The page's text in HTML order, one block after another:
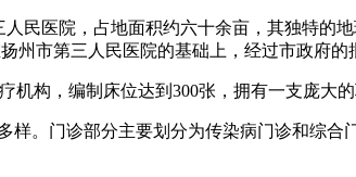
民医院，占地面积约六十余亩，其独特
州市第三人民医院的基础上，经过市政府的
机构，编制床位达到300张，拥有一支庞大
样。门诊部分主要划分为传染病门诊和综